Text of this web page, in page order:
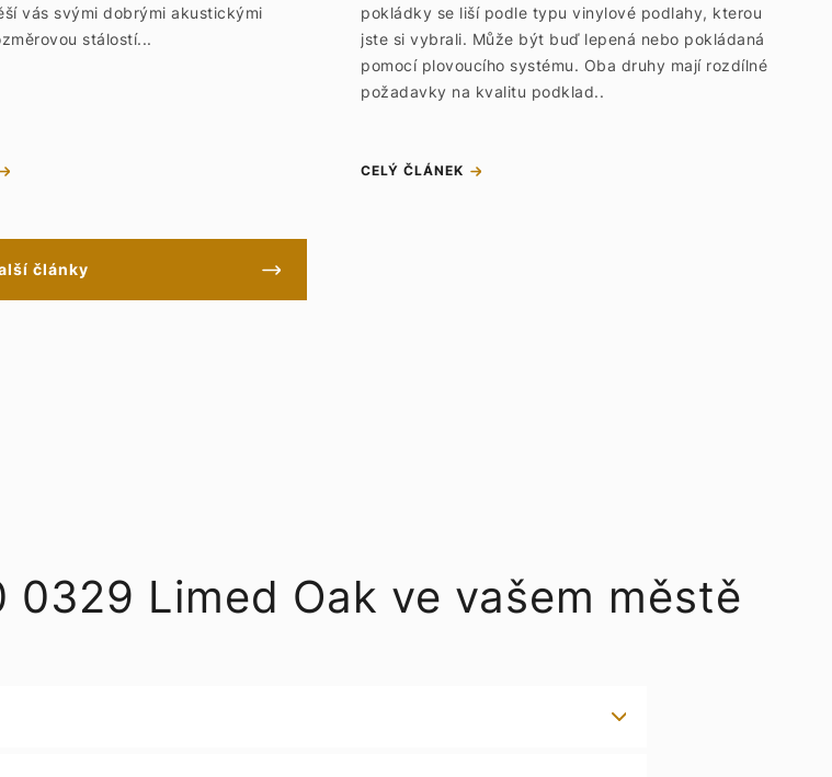
vás svými dobrými akustickými
stálostí...
pokládky se liší podle typu vinylové podlahy, kterou
jste si vybrali. Může být buď lepená nebo pokládaná
pomocí plovoucího systému. Oba druhy mají rozdílné
požadavky na kvalitu podklad..
CELÝ ČLÁNEK
články
Limed Oak ve vašem městě